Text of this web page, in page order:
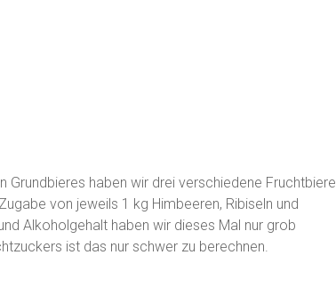
Grundbieres haben wir drei verschiedene Fruchtbiere
von jeweils 1 kg Himbeeren, Ribiseln und
Alkoholgehalt haben wir dieses Mal nur grob
ist das nur schwer zu berechnen.